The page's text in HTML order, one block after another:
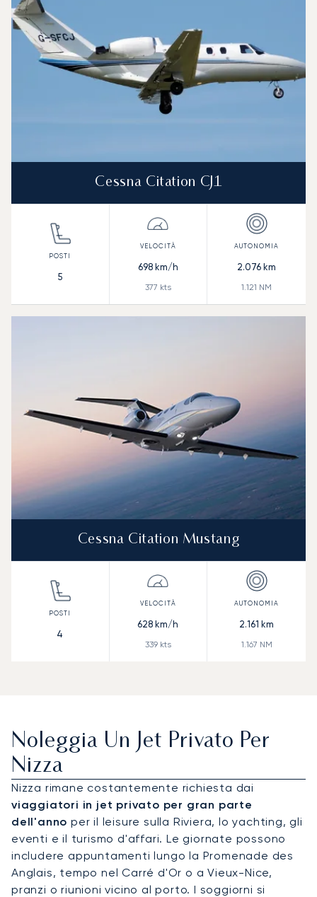
Cessna Citation CJ1
5
698km/h
377 kts
2.076 km
1.121 NM
Cessna Citation Mustang
4
628 km/h
339kts
2.161 km
1.167 NM
Noleggia Un Jet Privato Per
Nizza
Nizza rimane costantemente richiesta dai
viaggiatori in jet privato per gran parte
dell'anno per il leisure sulla Riviera, lo yachting, gli
eventi e il turismo d'affari. Le giornate possono
includere appuntamenti lungo la Promenade des
Anglais, tempo nel Carré d'Or o a Vieux-Nice,
pranzi o riunioni vicino al porto. I soggiorni si